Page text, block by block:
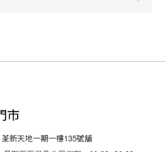
市
荃新天地一期一樓135號舖